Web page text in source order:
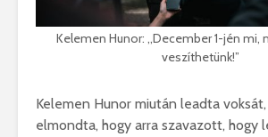
Kelemen Hunor: ,,December 1-jén mi,
veszíthetünk!”
Kelemen Hunor miután leadta
elmondta, hogy arra szavazott, hogy